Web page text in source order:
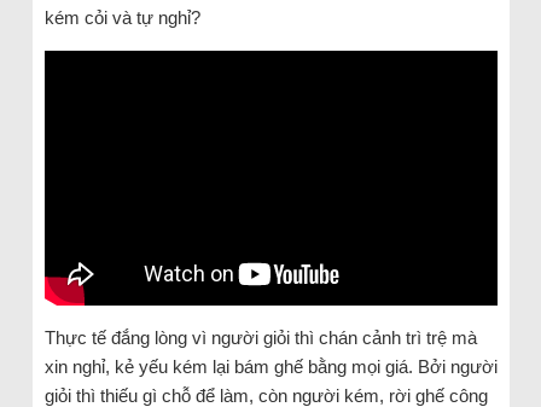
kém cỏi và tự nghỉ?
Thực tế đắng lòng vì người giỏi thì chán cảnh trì trệ mà
xin nghỉ, kẻ yếu kém lại bám ghế bằng mọi giá. Bởi người
giỏi thì thiếu gì chỗ để làm, còn người kém, rời ghế công